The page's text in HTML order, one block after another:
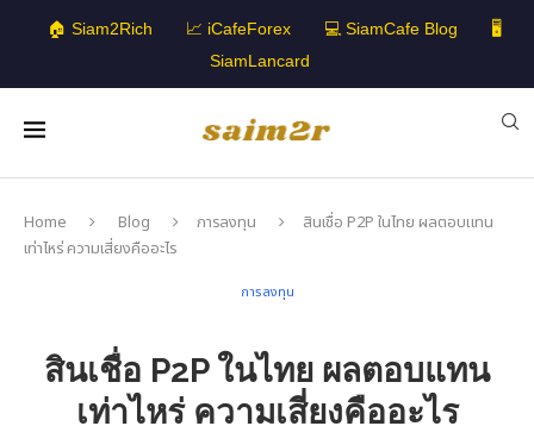
🏠 Siam2Rich 📈 iCafeForex 💻 SiamCafe Blog
🖥️
SiamLancard
Home Blog การลงทุน
สินเชื่อ P2P ในไทย ผลตอบแทน
เท่าไหร่ ความเสี่ยงคืออะไร
การลงทุน
สินเชื่อ P2P ในไทย ผลตอบแทน
เท่าไหร่ ความเสี่ยงคืออะไร